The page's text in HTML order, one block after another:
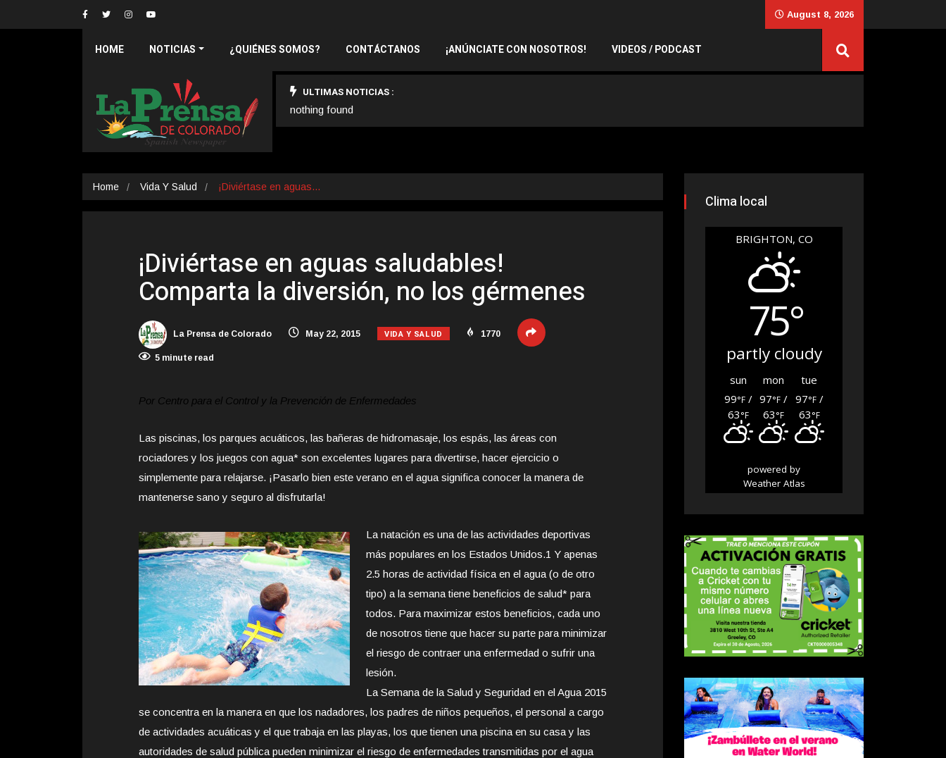
August 8, 2026
HOME NOTICIAS ¿QUIÉNES SOMOS? CONTÁCTANOS ¡ANÚNCIATE CON NOSOTROS! VIDEOS / PODCAST
ULTIMAS NOTICIAS :
nothing found
Home Vida Y Salud ¡Diviértase en aguas…
¡Diviértase en aguas saludables!
Comparta la diversión, no los gérmenes
La Prensa de Colorado May 22, 2015 VIDA Y SALUD 1770
5 minute read
Por Centro para el Control y la Prevención de Enfermedades
Las piscinas, los parques acuáticos, las bañeras de hidromasaje, los espás, las áreas con
rociadores y los juegos con agua* son excelentes lugares para divertirse, hacer ejercicio o
simplemente para relajarse. ¡Pasarlo bien este verano en el agua significa conocer la manera de
mantenerse sano y seguro al disfrutarla!
La natación es una de las actividades deportivas
más populares en los Estados Unidos.1 Y apenas
2.5 horas de actividad física en el agua (o de otro
tipo) a la semana tiene beneficios de salud* para
todos. Para maximizar estos beneficios, cada uno
de nosotros tiene que hacer su parte para minimizar
el riesgo de contraer una enfermedad o sufrir una
lesión.
La Semana de la Salud y Seguridad en el Agua 2015
se concentra en la manera en que los nadadores, los padres de niños pequeños, el personal a cargo
de actividades acuáticas y el que trabaja en las playas, los que tienen una piscina en su casa y las
autoridades de salud pública pueden minimizar el riesgo de enfermedades transmitidas por el agua
Clima local
BRIGHTON, CO
75°
partly cloudy
sun mon
tue
99°F /
63°F
97°F /
63°F
97°F/
63°F
powered by
Weather Atlas